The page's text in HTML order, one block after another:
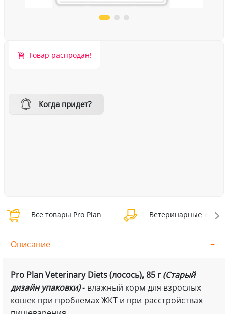
Товар распродан!
Когда придет?
Все товары Pro Plan Ветеринарные корма
Описание
Pro Plan Veterinary Diets (лосось), 85 г (Старый
дизайн упаковки)- влажный корм для взрослых
кошек при проблемах ЖКТ и при расстройствах